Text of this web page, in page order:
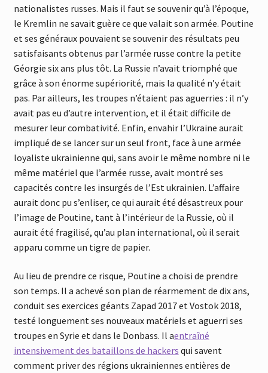
nationalistes russes. Mais il faut se souvenir qu’à l’époque,
le Kremlin ne savait guère ce que valait son armée. Poutine
et ses généraux pouvaient se souvenir des résultats peu
satisfaisants obtenus par l’armée russe contre la petite
Géorgie six ans plus tôt. La Russie n’avait triomphé que
grâce à son énorme supériorité, mais la qualité n’y était
pas. Par ailleurs, les troupes n’étaient pas aguerries : il n’y
avait pas eu d’autre intervention, et il était difficile de
mesurer leur combativité. Enfin, envahir l’Ukraine aurait
impliqué de se lancer sur un seul front, face à une armée
loyaliste ukrainienne qui, sans avoir le même nombre ni le
même matériel que l’armée russe, avait montré ses
capacités contre les insurgés de l’Est ukrainien. L’affaire
aurait donc pu s’enliser, ce qui aurait été désastreux pour
l’image de Poutine, tant à l’intérieur de la Russie, où il
aurait été fragilisé, qu’au plan international, où il serait
apparu comme un tigre de papier.
Au lieu de prendre ce risque, Poutine a choisi de prendre
son temps. Il a achevé son plan de réarmement de dix ans,
conduit ses exercices géants Zapad 2017 et Vostok 2018,
testé longuement ses nouveaux matériels et aguerri ses
troupes en Syrie et dans le Donbass. Il aentraîné
intensivement des bataillons de hackers qui savent
comment priver des régions ukrainiennes entières de